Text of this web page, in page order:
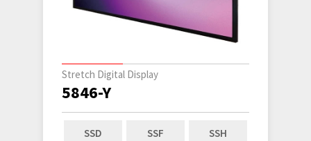
Stretch Digital Display
5846-Y
SSD SSF SSH